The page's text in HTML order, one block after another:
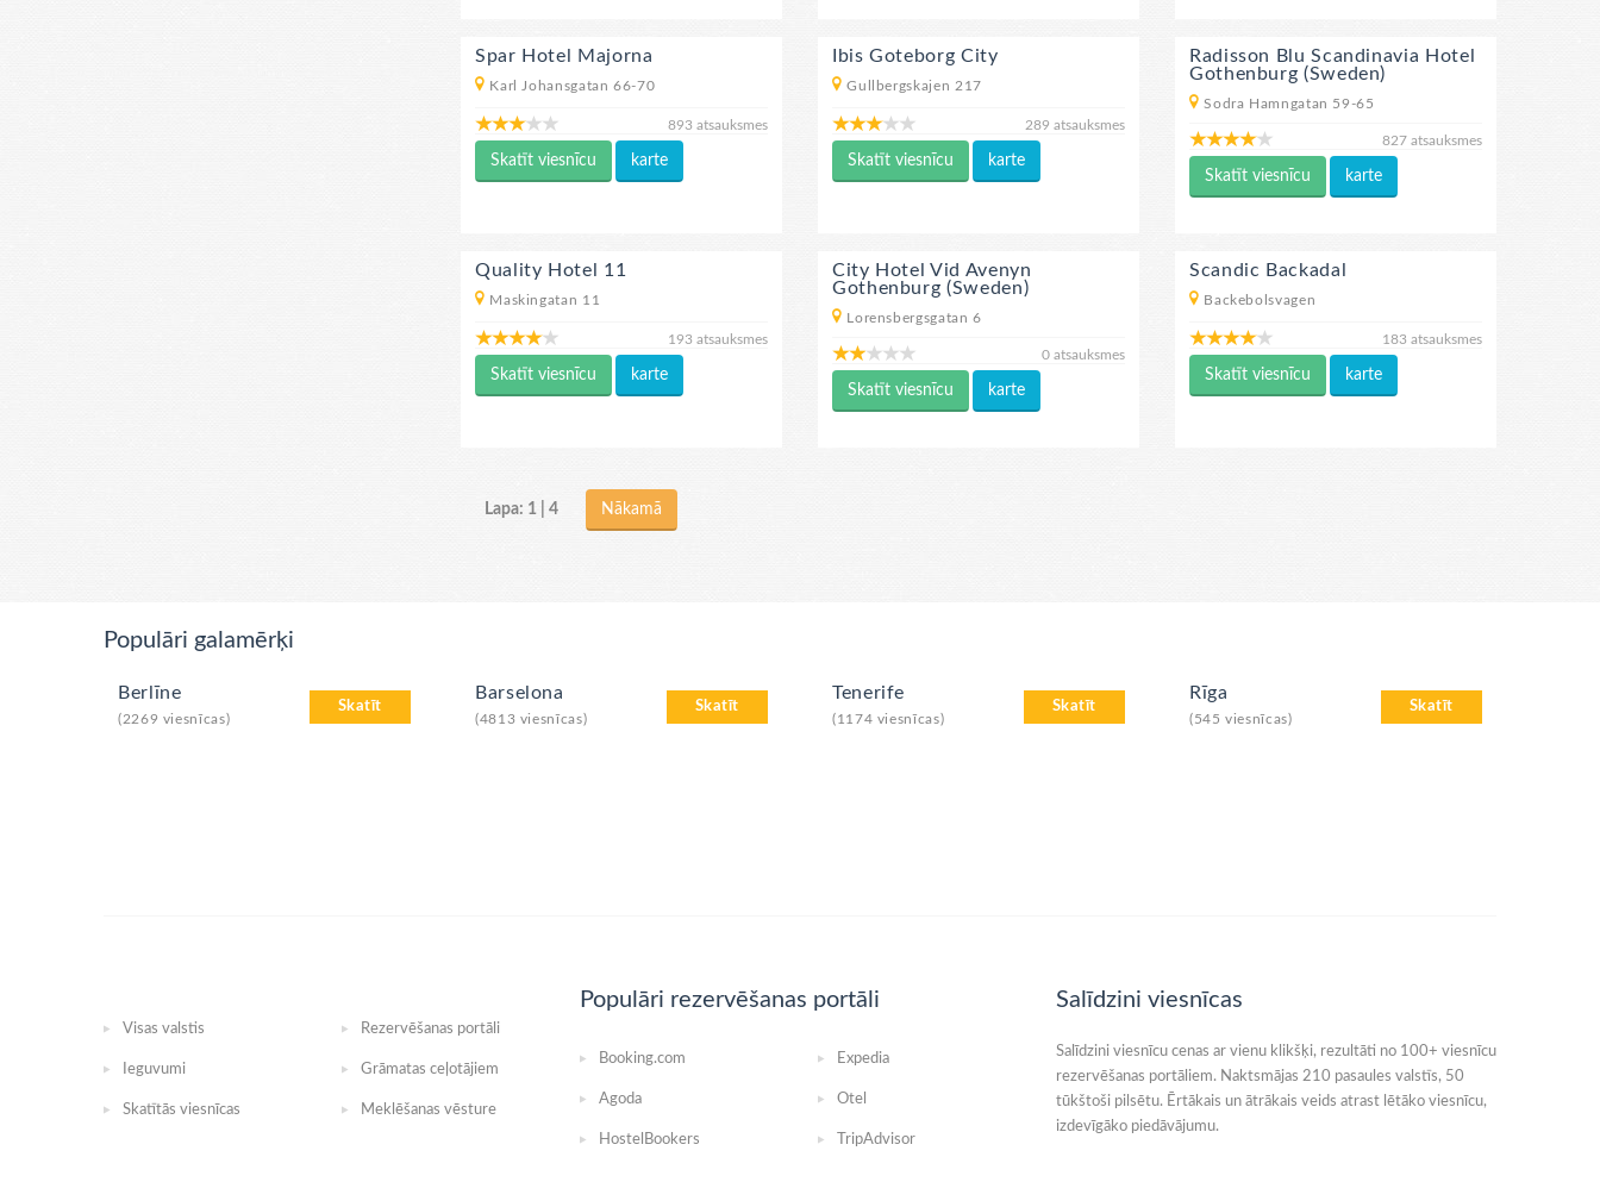
Spar Hotel Majorna
Karl Johansgatan 66-70
893 atsauksmes
Skatīt viesnīcu karte
Ibis Goteborg City
Gullbergskajen 217
289 atsauksmes
Skatīt viesnīcu karte
Radisson Blu Scandinavia Hotel
Gothenburg (Sweden)
Sodra Hamngatan 59-65
827 atsauksmes
Skatīt viesnīcu karte
Quality Hotel 11
Maskingatan 11
193 atsauksmes
Skatīt viesnīcu karte
City Hotel Vid Avenyn
Gothenburg (Sweden)
Lorensbergsgatan 6
0 atsauksmes
Skatīt viesnīcu karte
Scandic Backadal
Backebolsvagen
183 atsauksmes
Skatīt viesnīcu karte
Lapa: 1 | 4 Nākamā
Populāri galamērķi
Skatīt
Berlīne
(2269 viesnīcas)
Skatīt
Barselona
(4813 viesnīcas)
Skatīt
Tenerife
(1174 viesnīcas)
Skatīt
Rīga
(545 viesnīcas)
Visas valstis Rezervēšanas portāli
Ieguvumi Grāmatas ceļotājiem
Skatītās viesnīcas Meklēšanas vēsture
Populāri rezervēšanas portāli
Booking.com Expedia
Agoda Otel
HostelBookers TripAdvisor
Salīdzini viesnīcas
Salīdzini viesnīcu cenas ar vienu klikšķi, rezultāti no 100+ viesnīcu
rezervēšanas portāliem. Naktsmājas 210 pasaules valstīs, 50
tūkštoši pilsētu. Ērtākais un ātrākais veids atrast lētāko viesnīcu,
izdevīgāko piedāvājumu.